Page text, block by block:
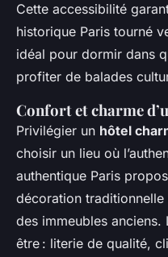
Cette accessibilité
historique Paris tourné
idéal pour dormir dans
profiter de balades
Confort et charme
Privilégier un hôtel
choisir un lieu où
authentique Paris
décoration
des immeubles anciens.
être : literie de qualité,